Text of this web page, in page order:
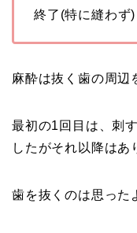
終了(特に縫わず)
麻酔は抜く歯の周辺
最初の1回目は、刺
したがそれ以降はあ
歯を抜くのは思った